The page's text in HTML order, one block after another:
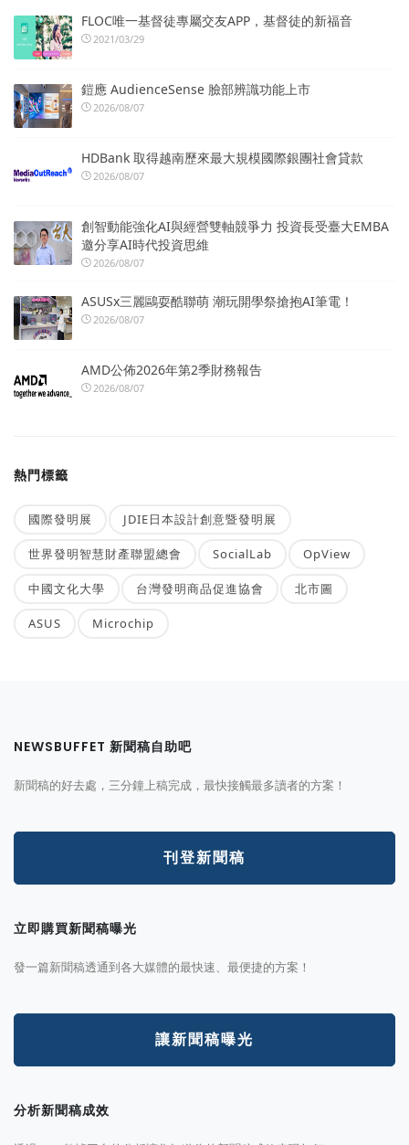
FLOC唯一基督徒專屬交友APP，基督徒的新福音
2021/03/29
鎧應 AudienceSense 臉部辨識功能上市
2026/08/07
HDBank 取得越南歷來最大規模國際銀團社會貸款
2026/08/07
創智動能強化AI與經營雙軸競爭力 投資長受臺大EMBA
邀分享AI時代投資思維
2026/08/07
ASUSx三麗鷗耍酷聯萌 潮玩開學祭搶抱AI筆電！
2026/08/07
AMD公佈2026年第2季財務報告
2026/08/07
熱門標籤
國際發明展 JDIE日本設計創意暨發明展
世界發明智慧財產聯盟總會 SocialLab OpView
中國文化大學 台灣發明商品促進協會 北市圖
ASUS Microchip
NEWSBUFFET 新聞稿自助吧
新聞稿的好去處，三分鐘上稿完成，最快接觸最多讀者的方案！
刊登新聞稿
立即購買新聞稿曝光
發一篇新聞稿透通到各大媒體的最快速、最便捷的方案！
讓新聞稿曝光
分析新聞稿成效